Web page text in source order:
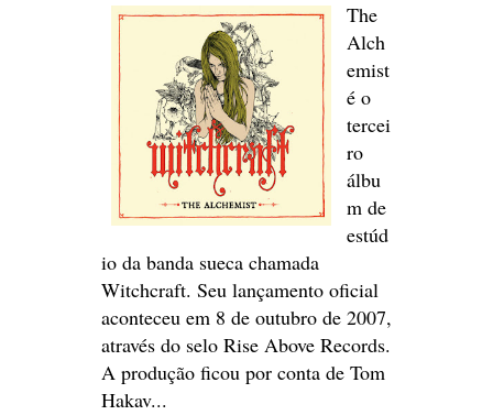
The
Alch
emist
é o
tercei
ro
álbu
m de
estúd
io da banda sueca chamada
Witchcraft. Seu lançamento oficial
aconteceu em 8 de outubro de 2007,
através do selo Rise Above Records.
A produção ficou por conta de Tom
Hakav...